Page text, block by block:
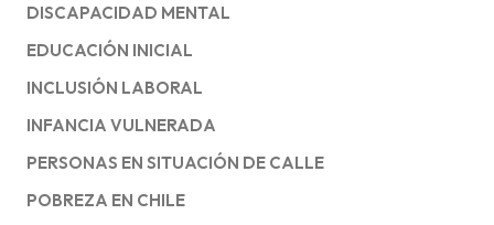
DISCAPACIDAD MENTAL
EDUCACIÓN INICIAL
INCLUSIÓN LABORAL
INFANCIA VULNERADA
PERSONAS EN SITUACIÓN DE CALLE
POBREZA EN CHILE